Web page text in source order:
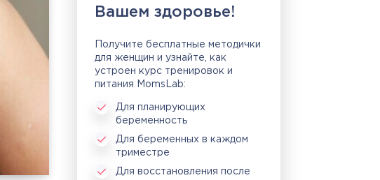
Вашем здоровье!
Получите бесплатные методички
для женщин и узнайте, как
устроен курс тренировок и
питания MomsLab:
Для планирующих
беременность
Для беременных в каждом
триместре
Для восстановления после